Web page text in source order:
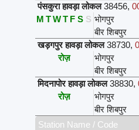
पंसकुरा हावड़ा लोकल 38456,
M TWT F S S भोगपुर
बीर शिबपुर
खड़गपुर हावड़ा लोकल 38730,
रोज़
भोगपुर
बीर शिबपुर
मिदनापोर हावड़ा लोकल 38830,
रोज़
भोगपुर
बीर शिबपुर
Station Name / Code